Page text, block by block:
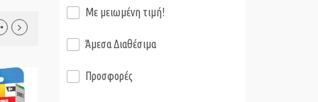
Με μειωμένη τιμή!
Άμεσα Διαθέσιμα
Προσφορές